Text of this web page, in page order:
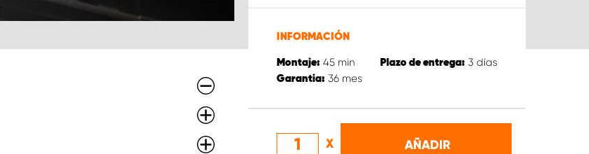
INFORMACIÓN
Montaje: 45 min Plazo de entrega: 3 días
Garantia: 36 mes
X AÑADIR